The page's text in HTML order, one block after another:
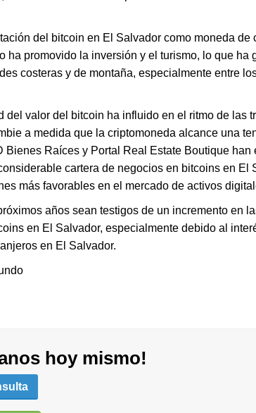
del bitcoin en El Salvador como moneda de
ha promovido la inversión y el turismo, lo que ha
costeras y de montaña, especialmente entre
del valor del bitcoin ha influido en el ritmo de las
a medida que la criptomoneda alcance una
Bienes Raíces y Portal Real Estate Boutique han
cartera de negocios en bitcoins en El
más favorables en el mercado de activos
años sean testigos de un incremento en
en El Salvador, especialmente debido al
en El Salvador.
hoy mismo!